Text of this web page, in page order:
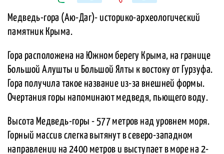
Медведь-гора (Аю-Даг)- историко-археологический
памятник Крыма.
Гора расположена на Южном берегу Крыма, на границе
Большой Алушты и Большой Ялты к востоку от Гурзуфа.
Гора получила такое название из-за внешней формы.
Очертания горы напоминают медведя, пьющего воду.
Высота Медведь-горы - 577 метров над уровнем моря.
Горный массив слегка вытянут в северо-западном
направлении на 2400 метров и выступает в море на 2-